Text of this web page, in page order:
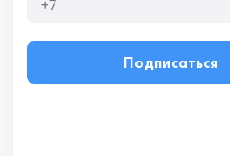
Подписаться